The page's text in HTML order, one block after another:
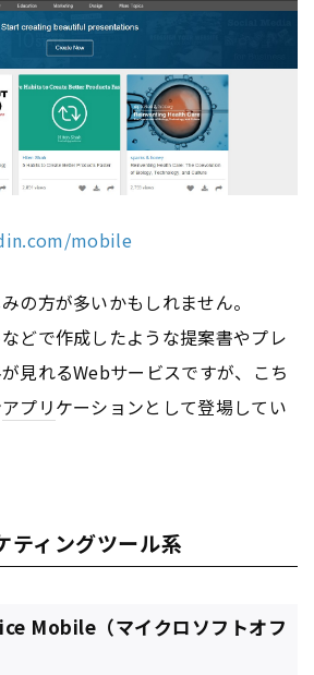
mobile
の方が多いかもしれません。
どで作成したような提案書やプレ
見れるWebサービスですが、こち
アプリケーションとして登場してい
ティングツール系
Mobile（マイクロソフトオフ